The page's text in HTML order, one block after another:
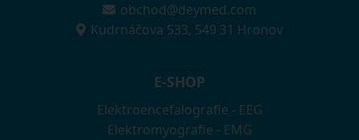
obchod@deymed.com
Kudrnáčova 533, 549 31 Hronov
E-SHOP
Elektroencefalografie - EEG
Elektromyografie - EMG